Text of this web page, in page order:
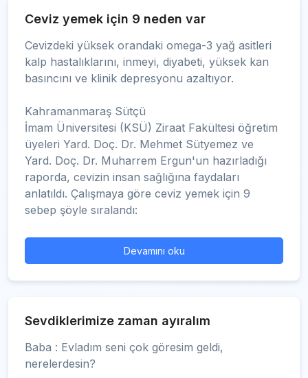
Ceviz yemek için 9 neden var
Cevizdeki yüksek orandaki omega-3 yağ asitleri
kalp hastalıklarını, inmeyi, diyabeti, yüksek kan
basıncını ve klinik depresyonu azaltıyor.
Kahramanmaraş Sütçü
İmam Üniversitesi (KSÜ) Ziraat Fakültesi öğretim
üyeleri Yard. Doç. Dr. Mehmet Sütyemez ve
Yard. Doç. Dr. Muharrem Ergun'un hazırladığı
raporda, cevizin insan sağlığına faydaları
anlatıldı. Çalışmaya göre ceviz yemek için 9
sebep şöyle sıralandı:
Devamını oku
Sevdiklerimize zaman ayıralım
Baba : Evladım seni çok göresim geldi,
nerelerdesin?